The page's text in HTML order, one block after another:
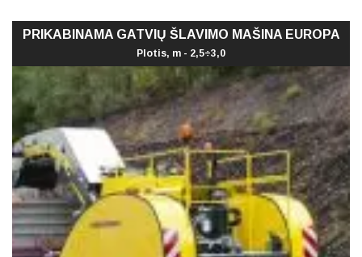
PRIKABINAMA GATVIŲ ŠLAVIMO MAŠINA EUROPA
Plotis, m - 2,5÷3,0